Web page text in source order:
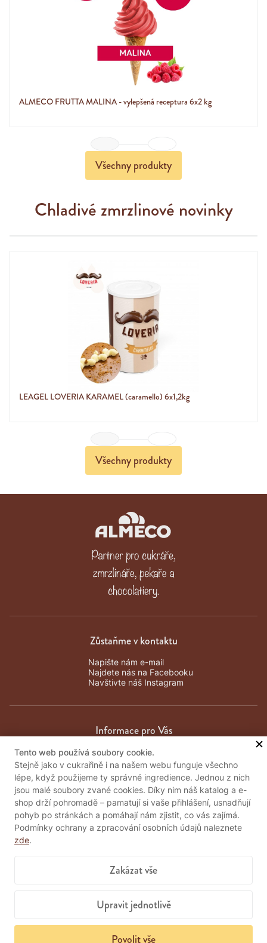
ALMECO FRUTTA MALINA - vylepšená receptura 6x2 kg
Všechny produkty
Chladivé zmrzlinové novinky
LEAGEL LOVERIA KARAMEL (caramello) 6x1,2kg
Všechny produkty
Zůstaňme v kontaktu
Napište nám e-mail
Najdete nás na Facebooku
Navštivte náš Instagram
Informace pro Vás
Obchodní podmínky
Zpracování osobních údajů
Kontakty
Důležité informace
Položit dotaz
Tento web používá soubory cookie.
Stejně jako v cukrařině i na našem webu funguje všechno
lépe, když použijeme ty správné ingredience. Jednou z nich
jsou malé soubory zvané cookies. Díky nim náš katalog a e-
shop drží pohromadě – pamatují si vaše přihlášení, usnadňují
pohyb po stránkách a pomáhají nám zjistit, co vás zajímá.
Podmínky ochrany a zpracování osobních údajů naleznete
zde.
Zakázat vše
Upravit jednotlivě
Povolit vše